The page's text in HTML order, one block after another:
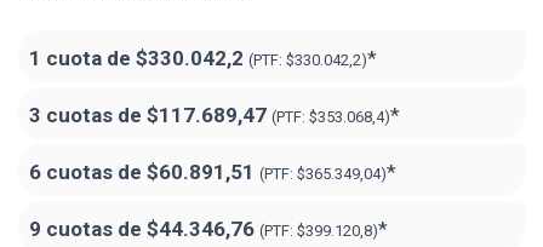
1 cuota de $330.042,2 (PTF: $330.042,2)*
3 cuotas de $117.689,47 (PTF: $353.068,4)*
6 cuotas de $60.891,51 (PTF: $365.349,04)*
9 cuotas de $44.346,76 (PTF: $399.120,8)*